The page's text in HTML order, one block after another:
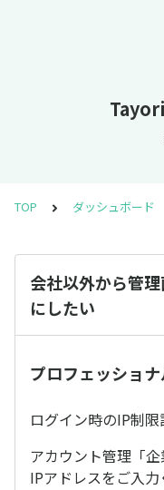
TOP ダッシュボード
会社以外から管
にしたい
プロフェッショナ
ログイン時のIP制限
アカウント管理「
IPアドレスをご入力